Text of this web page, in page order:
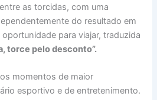
as torcidas, com uma
do resultado em
para viajar, traduzida
torce pelo desconto”.
momentos de maior
esportivo e de entretenimento.